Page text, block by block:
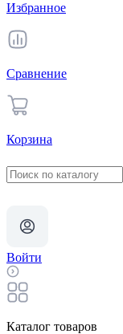
Избранное
Сравнение
Корзина
Войти
Каталог товаров